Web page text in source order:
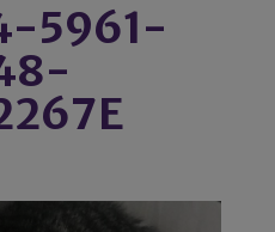
5961-